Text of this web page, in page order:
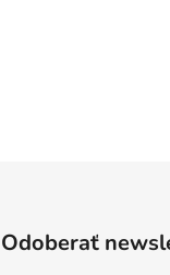
Odoberať